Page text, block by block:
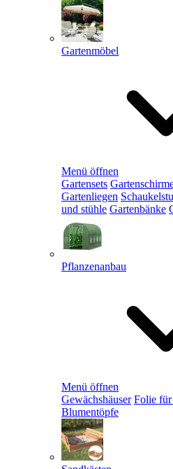
Gartenmöbel
Menü öffnen
Gartensets
Gartenliegen
und stühle Gartenbänke
Pflanzenanbau
Menü öffnen
Gewächshäuser Folie für
Blumentöpfe